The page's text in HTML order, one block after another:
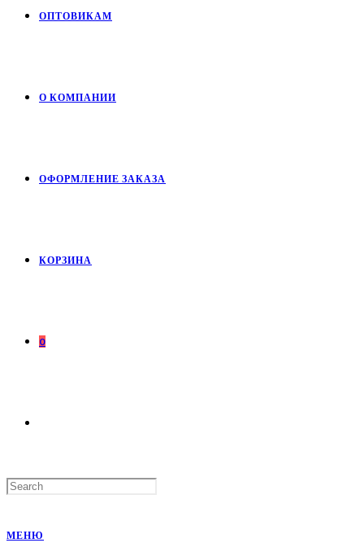
ОПТОВИКАМ
О КОМПАНИИ
ОФОРМЛЕНИЕ ЗАКАЗА
КОРЗИНА
0
МЕНЮ